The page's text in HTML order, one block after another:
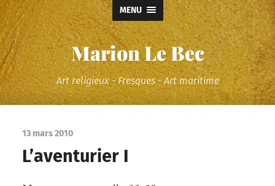
MENU
Marion Le Bec
Art religieux - Fresques - Art maritime
13 mars 2010
L’aventurier I